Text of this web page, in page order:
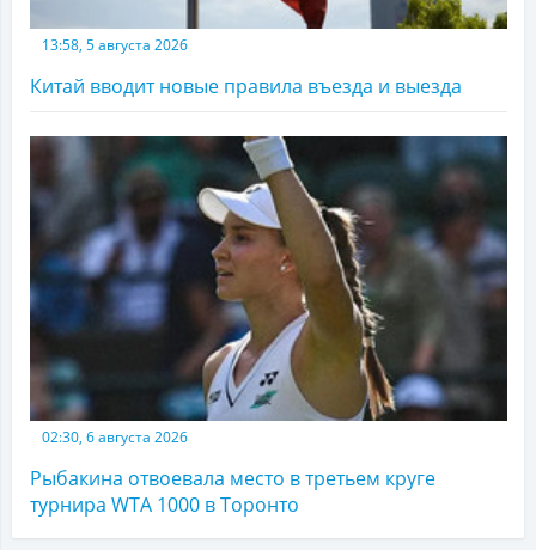
13:58, 5 августа 2026
Китай вводит новые правила въезда и выезда
02:30, 6 августа 2026
Рыбакина отвоевала место в третьем круге
турнира WTA 1000 в Торонто